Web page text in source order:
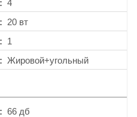
4
20 вт
1
Жировой+угольный
66 дб